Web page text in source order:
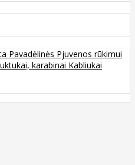
Pavadėlinės Pjuvenos rūkimui
karabinai Kabliukai